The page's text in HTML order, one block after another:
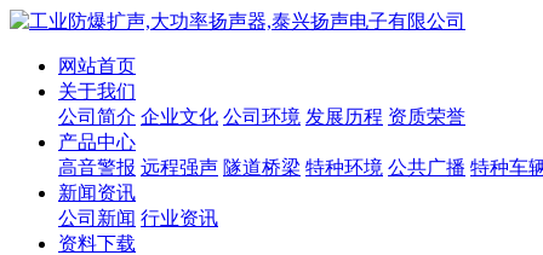
网站首页
关于我们
公司简介 企业文化 公司环境 发展历程 资质荣誉
产品中心
高音警报 远程强声 隧道桥梁 特种环境 公共广播 特种车
新闻资讯
公司新闻 行业资讯
资料下载